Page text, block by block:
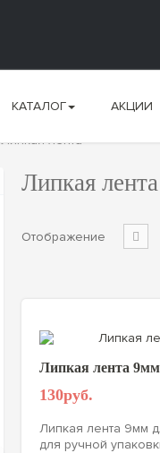
КАТАЛОГ АКЦИИ
Липкая лента
Липкая лента
Отображение
Липкая лента 9мм
130руб.
Липкая лента 9мм
для ручной